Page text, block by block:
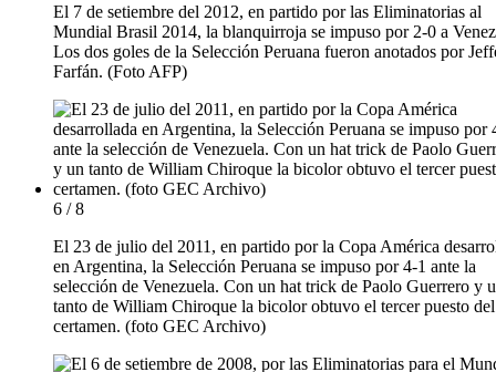
El 7 de setiembre del 2012, en partido por las Eliminatorias al
Mundial Brasil 2014, la blanquirroja se impuso por 2-0 a
Los dos goles de la Selección Peruana fueron anotados por
Farfán. (Foto AFP)
6 / 8
El 23 de julio del 2011, en partido por la Copa América
en Argentina, la Selección Peruana se impuso por 4-1 ante la
selección de Venezuela. Con un hat trick de Paolo Guerrero y
tanto de William Chiroque la bicolor obtuvo el tercer puesto del
certamen. (foto GEC Archivo)